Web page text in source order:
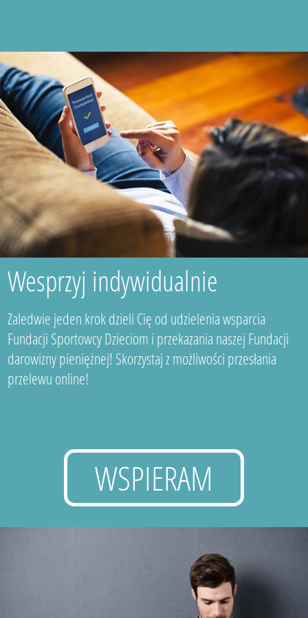
Wesprzyj indywidualnie
Zaledwie jeden krok dzieli Cię od udzielenia wsparcia
Fundacji Sportowcy Dzieciom i przekazania naszej Fundacji
darowizny pieniężnej! Skorzystaj z możliwości przesłania
przelewu online!
WSPIERAM